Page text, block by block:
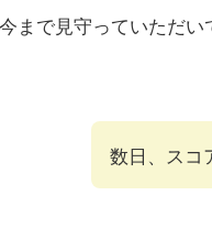
まで見守っていただ
数日、スコ